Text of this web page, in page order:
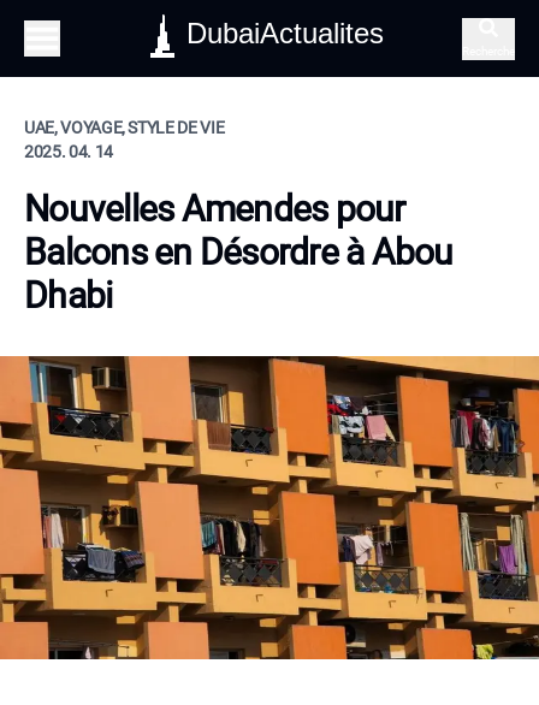
DubaiActualites
UAE, VOYAGE, STYLE DE VIE
2025. 04. 14
Nouvelles Amendes pour
Balcons en Désordre à Abou
Dhabi